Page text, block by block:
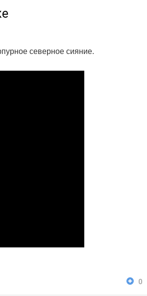
северное сияние.
0